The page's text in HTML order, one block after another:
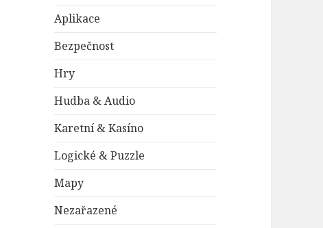
Aplikace
Bezpečnost
Hry
Hudba & Audio
Karetní & Kasíno
Logické & Puzzle
Mapy
Nezařazené